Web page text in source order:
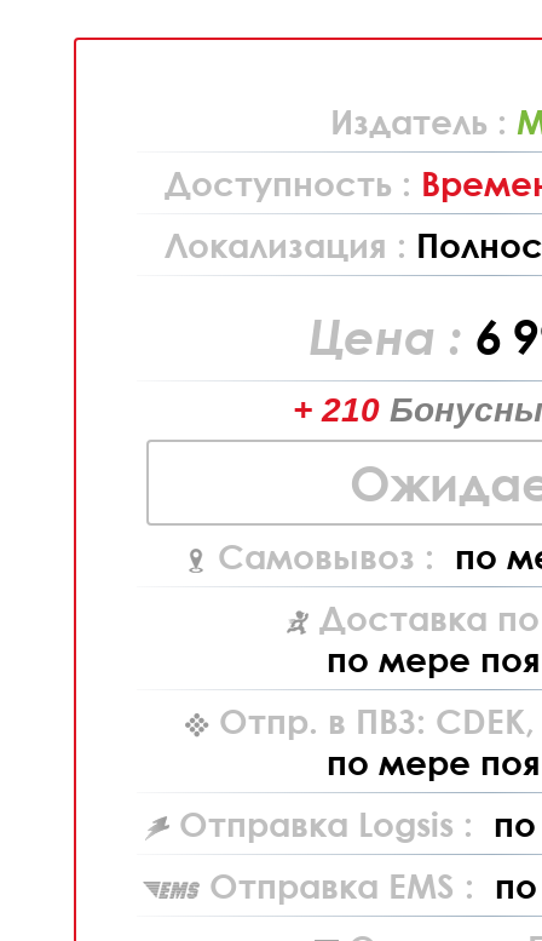
Издатель :
Доступность :
Локализация :
Цена : 6
+ 210
Самовывоз : по
Доставка
по мере
Отпр. в ПВЗ: CDEK,
по мере
Отправка Logsis :
Отправка EMS :